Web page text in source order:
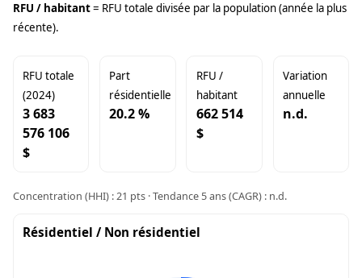
RFU / habitant= RFU totale divisée par la population (année la plus
récente).
RFU totale
(2024)
3 683
576 106
$
Part
résidentielle
20.2 %
RFU /
habitant
662 514
$
Variation
annuelle
n.d.
Concentration (HHI) : 21 pts · Tendance 5 ans (CAGR) : n.d.
Résidentiel / Non résidentiel